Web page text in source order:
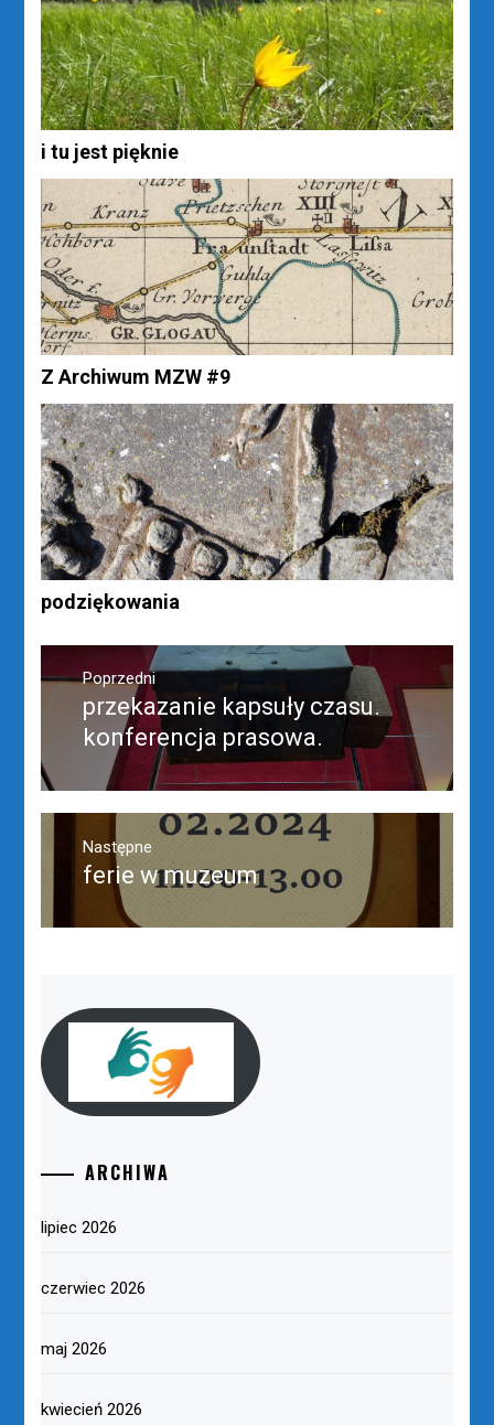
i tu jest pięknie
Z Archiwum MZW #9
podziękowania
Nawigacja
wpisuPoprzedni
Poprzedni
wpis:
przekazanie kapsuły czasu.
konferencja prasowa.
Następne
Następny
ferie w muzeum
ARCHIWA
lipiec 2026
czerwiec 2026
maj 2026
kwiecień 2026